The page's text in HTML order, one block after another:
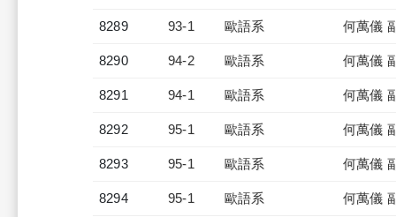
8289 93-1 歐語系 何萬儀
8290 94-2 歐語系 何萬儀
8291 94-1 歐語系 何萬儀
8292 95-1 歐語系 何萬儀
8293 95-1 歐語系 何萬儀
8294 95-1 歐語系 何萬儀